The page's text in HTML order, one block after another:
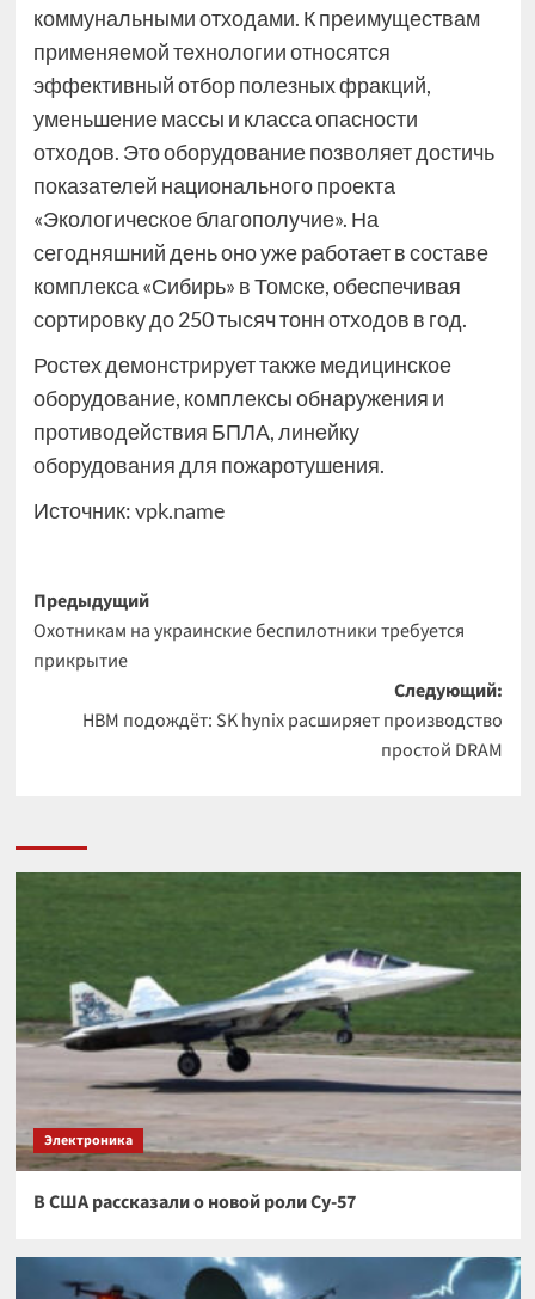
коммунальными отходами. К преимуществам
применяемой технологии относятся
эффективный отбор полезных фракций,
уменьшение массы и класса опасности
отходов. Это оборудование позволяет достичь
показателей национального проекта
«Экологическое благополучие». На
сегодняшний день оно уже работает в составе
комплекса «Сибирь» в Томске, обеспечивая
сортировку до 250 тысяч тонн отходов в год.
Ростех демонстрирует также медицинское
оборудование, комплексы обнаружения и
противодействия БПЛА, линейку
оборудования для пожаротушения.
Источник:vpk.name
Навигация
записи
Предыдущий
Охотникам на украинские беспилотники требуется
прикрытие
Следующий:
HBM подождёт: SK hynix расширяет производство
простой DRAM
Электроника
В США рассказали о новой роли Су-57